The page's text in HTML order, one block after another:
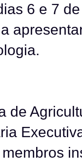
6 e 7
de